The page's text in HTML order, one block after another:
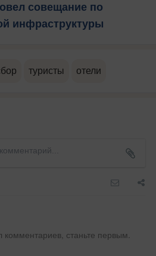
совещание по
инфраструктуры
туристы отели
станьте первым.